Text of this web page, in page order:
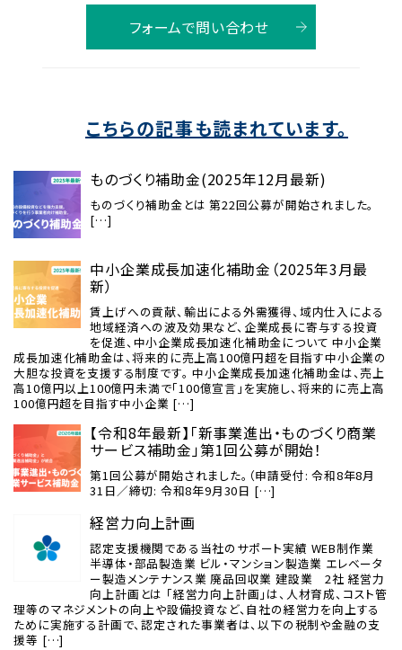
フォームで問い合わせ
こちらの記事も読まれています。
ものづくり補助金(2025年12月最新)
ものづくり補助金とは 第22回公募が開始されました。
[…]
中小企業成長加速化補助金（2025年3月最
新）
賃上げへの貢献、輸出による外需獲得、域内仕入による
地域経済への波及効果など、企業成長に寄与する投資
を促進、中小企業成長加速化補助金について 中小企業
成長加速化補助金は、将来的に売上高100億円超を目指す中小企業の
大胆な投資を支援する制度です。 中小企業成長加速化補助金は、売上
高10億円以上100億円未満で「100億宣言」を実施し、将来的に売上高
100億円超を目指す中小企業 […]
【令和8年最新】「新事業進出・ものづくり商業
サービス補助金」第1回公募が開始！
第1回公募が開始されました。（申請受付: 令和8年8月
31日／締切: 令和8年9月30日 […]
経営力向上計画
認定支援機関である当社のサポート実績 WEB制作業
半導体・部品製造業 ビル・マンション製造業 エレベータ
ー製造メンテナンス業 廃品回収業 建設業 2社 経営力
向上計画とは 「経営力向上計画」は、人材育成、コスト管
理等のマネジメントの向上や設備投資など、自社の経営力を向上する
ために実施する計画で、認定された事業者は、以下の税制や金融の支
援等 […]